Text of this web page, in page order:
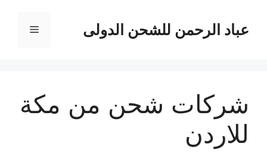
المحتوىعباد الرحمن للشحن الدولى القائمة
شركات شحن من مكة
للاردن